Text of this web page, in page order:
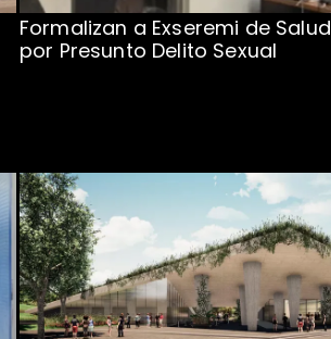
Formalizan a Exseremi de Salud
por Presunto Delito Sexual